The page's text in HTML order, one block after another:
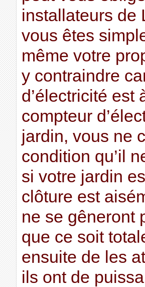
installateurs de
vous êtes
même votre
y contraindre
d’électricité est
compteur
jardin, vous ne
condition qu’il
si votre jardin
clôture est
ne se gêneront
que ce soit
ensuite de les
ils ont de